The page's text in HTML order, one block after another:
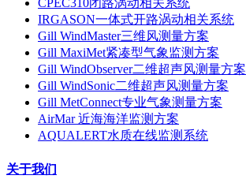
CPEC310闭路涡动相关系统
IRGASON一体式开路涡动相关系统
Gill WindMaster三维风测量方案
Gill MaxiMet紧凑型气象监测方案
Gill WindObserver二维超声风测量方案
Gill WindSonic二维超声风测量方案
Gill MetConnect专业气象测量方案
AirMar 近海海洋监测方案
AQUALERT水质在线监测系统
关于我们